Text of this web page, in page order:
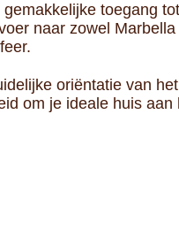
toegang
naar zowel
oriëntatie van
om je ideale huis aan